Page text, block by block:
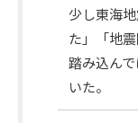
少し東海
た」「地
踏み込んで
いた。